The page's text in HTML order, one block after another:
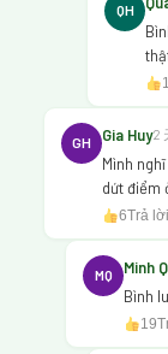
QH
GH Gia Huy2
Mình
dứt điểm
6Trả lời
MQ Minh
Bình
19